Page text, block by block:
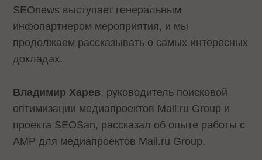
SEOnews выступает генеральным
инфопартнером мероприятия, и мы
продолжаем рассказывать о самых интересных
докладах.
Владимир Харев, руководитель поисковой
оптимизации медиапроектов Mail.ru Group и
проекта SEOSan, рассказал об опыте работы с
AMP для медиапроектов Mail.ru Group.